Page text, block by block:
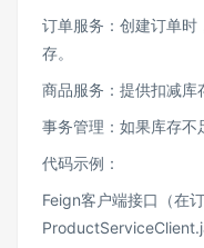
订单服务：创建订单时
存。
商品服务：提供扣减库
事务管理：如果库存不
代码示例：
Feign客户端接口（在